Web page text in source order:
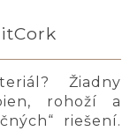
Žiadny
rohoží a
riešení.